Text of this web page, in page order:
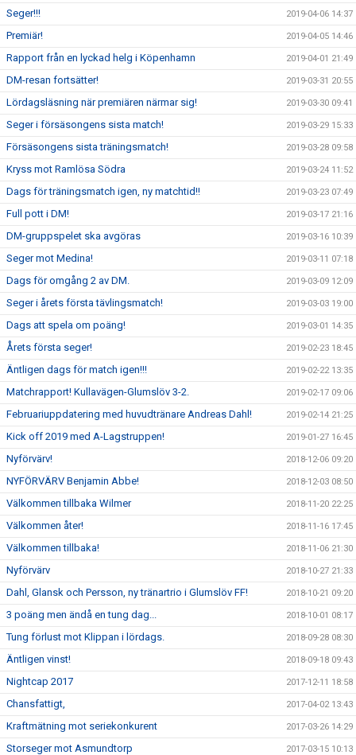
Seger!!! 2019-04-06 14:37
Premiär! 2019-04-05 14:46
Rapport från en lyckad helg i Köpenhamn 2019-04-01 21:49
DM-resan fortsätter! 2019-03-31 20:55
Lördagsläsning när premiären närmar sig! 2019-03-30 09:41
Seger i försäsongens sista match! 2019-03-29 15:33
Försäsongens sista träningsmatch! 2019-03-28 09:58
Kryss mot Ramlösa Södra 2019-03-24 11:52
Dags för träningsmatch igen, ny matchtid!! 2019-03-23 07:49
Full pott i DM! 2019-03-17 21:16
DM-gruppspelet ska avgöras 2019-03-16 10:39
Seger mot Medina! 2019-03-11 07:18
Dags för omgång 2 av DM. 2019-03-09 12:09
Seger i årets första tävlingsmatch! 2019-03-03 19:00
Dags att spela om poäng! 2019-03-01 14:35
Årets första seger! 2019-02-23 18:45
Äntligen dags för match igen!!! 2019-02-22 13:35
Matchrapport! Kullavägen-Glumslöv 3-2. 2019-02-17 09:06
Februariuppdatering med huvudtränare Andreas Dahl! 2019-02-14 21:25
Kick off 2019 med A-Lagstruppen! 2019-01-27 16:45
Nyförvärv! 2018-12-06 09:20
NYFÖRVÄRV Benjamin Abbe! 2018-12-03 08:50
Välkommen tillbaka Wilmer 2018-11-20 22:25
Välkommen åter! 2018-11-16 17:45
Välkommen tillbaka! 2018-11-06 21:30
Nyförvärv 2018-10-27 21:33
Dahl, Glansk och Persson, ny tränartrio i Glumslöv FF! 2018-10-21 09:20
3 poäng men ändå en tung dag... 2018-10-01 08:17
Tung förlust mot Klippan i lördags. 2018-09-28 08:30
Äntligen vinst! 2018-09-18 09:43
Nightcap 2017 2017-12-11 18:58
Chansfattigt, 2017-04-02 13:43
Kraftmätning mot seriekonkurent 2017-03-26 14:29
Storseger mot Asmundtorp 2017-03-15 10:13